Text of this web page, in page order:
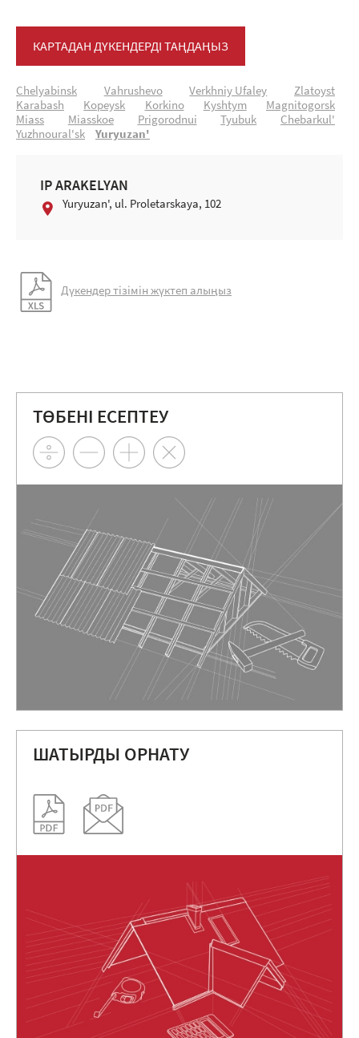
КАРТАДАН ДҮКЕНДЕРДІ ТАҢДАҢЫЗ
Chelyabinsk Vahrushevo Verkhniy Ufaley
Zlatoyst
Karabash
Kopeysk Korkino Kyshtym
Magnitogorsk
Miass
Miasskoe Prigorodnui Tyubuk
Chebarkul'
Yuzhnoural'sk
Yuryuzan'
IP ARAKELYAN
Yuryuzan', ul. Proletarskaya, 102
Дүкендер тізімін жүктеп алыңыз
ТӨБЕНІ ЕСЕПТЕУ
ШАТЫРДЫ ОРНАТУ